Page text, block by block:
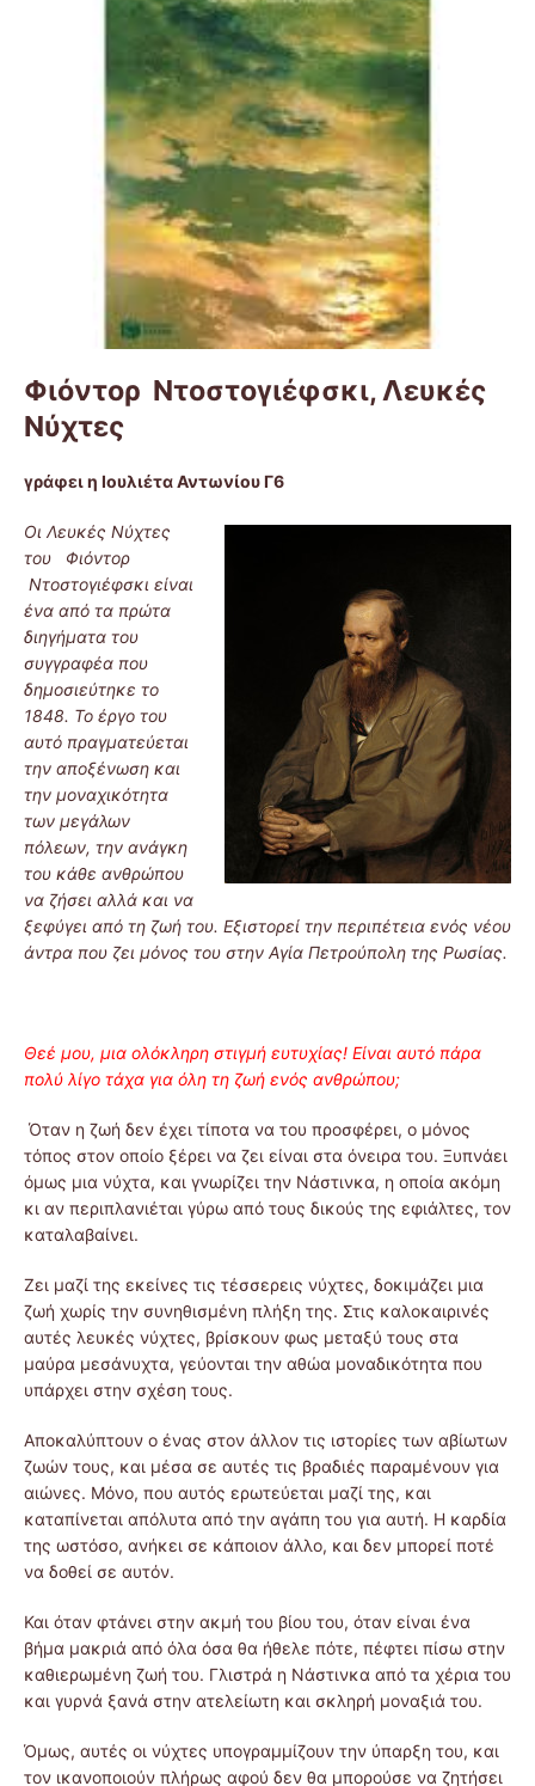
Φιόντορ Ντοστογιέφσκι, Λευκές
Νύχτες
γράφει η Ιουλιέτα Αντωνίου Γ6
Οι Λευκές Νύχτες
του
Φιόντορ
Ντοστογιέφσκι είναι
ένα από τα πρώτα
διηγήματα του
συγγραφέα που
δημοσιεύτηκε το
1848. Το έργο του
αυτό πραγματεύεται
την αποξένωση και
την μοναχικότητα
των μεγάλων
πόλεων, την ανάγκη
του κάθε ανθρώπου
να ζήσει αλλά και να
ξεφύγει από τη ζωή του. Εξιστορεί την περιπέτεια ενός νέου
άντρα που ζει μόνος του στην Αγία Πετρούπολη της Ρωσίας.
Θεέ μου, μια ολόκληρη στιγμή ευτυχίας! Είναι αυτό πάρα
πολύ λίγο τάχα για όλη τη ζωή ενός ανθρώπου;
Όταν η ζωή δεν έχει τίποτα να του προσφέρει, ο μόνος
τόπος στον οποίο ξέρει να ζει είναι στα όνειρα του. Ξυπνάει
όμως μια νύχτα, και γνωρίζει την Νάστινκα, η οποία ακόμη
κι αν περιπλανιέται γύρω από τους δικούς της εφιάλτες, τον
καταλαβαίνει.
Ζει μαζί της εκείνες τις τέσσερεις νύχτες, δοκιμάζει μια
ζωή χωρίς την συνηθισμένη πλήξη της. Στις καλοκαιρινές
αυτές λευκές νύχτες, βρίσκουν φως μεταξύ τους στα
μαύρα μεσάνυχτα, γεύονται την αθώα μοναδικότητα που
υπάρχει στην σχέση τους.
Αποκαλύπτουν ο ένας στον άλλον τις ιστορίες των αβίωτων
ζωών τους, και μέσα σε αυτές τις βραδιές παραμένουν για
αιώνες. Μόνο, που αυτός ερωτεύεται μαζί της, και
καταπίνεται απόλυτα από την αγάπη του για αυτή. Η καρδία
της ωστόσο, ανήκει σε κάποιον άλλο, και δεν μπορεί ποτέ
να δοθεί σε αυτόν.
Και όταν φτάνει στην ακμή του βίου του, όταν είναι ένα
βήμα μακριά από όλα όσα θα ήθελε πότε, πέφτει πίσω στην
καθιερωμένη ζωή του. Γλιστρά η Νάστινκα από τα χέρια του
και γυρνά ξανά στην ατελείωτη και σκληρή μοναξιά του.
Όμως, αυτές οι νύχτες υπογραμμίζουν την ύπαρξη του, και
τον ικανοποιούν πλήρως αφού δεν θα μπορούσε να ζητήσει